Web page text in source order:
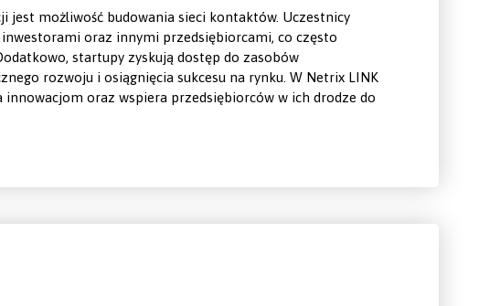
jest możliwość budowania sieci kontaktów. Uczestnicy
oraz innymi przedsiębiorcami, co często
startupy zyskują dostęp do zasobów
rozwoju i osiągnięcia sukcesu na rynku. W Netrix LINK
oraz wspiera przedsiębiorców w ich drodze do